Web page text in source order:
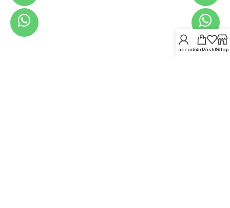
Shop
Wishlist
Cart
My account